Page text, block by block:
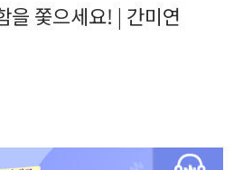
을 쫓으세요! | 간미연